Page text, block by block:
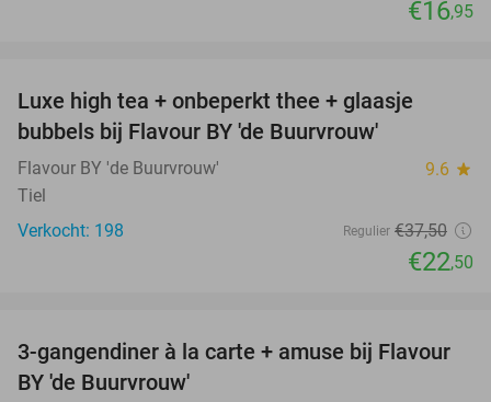
€16,95
Luxe high tea + onbeperkt thee + glaasje
bubbels bij Flavour BY 'de Buurvrouw'
Flavour BY 'de Buurvrouw' 9.6 star
Tiel
Verkocht: 198
Regulier €37,50
€22,50
38%
3-gangendiner à la carte + amuse bij Flavour
BY 'de Buurvrouw'